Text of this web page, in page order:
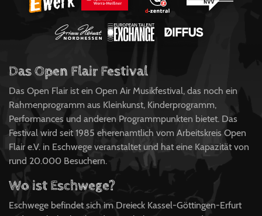
Das Open Flair Festival
Das Open Flair ist ein Open Air Musikfestival, das noch ein
Rahmenprogramm aus Kleinkunst, Kinderprogramm,
Performances und anderen Programmpunkten bietet. Das
Festival wird seit 1985 eherenamtlich vom Arbeitskreis Open
Flair e.V. in Eschwege veranstaltet und hat eine Kapazität von
rund 20.000 Besuchern.
Wo ist Eschwege?
Eschwege befindet sich im Dreieck Kassel-Göttingen-Erfurt